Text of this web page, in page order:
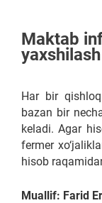
Maktab
yaxshilash
Har bir
bazan bir
keladi. Agar
fermer
hisob
yo‘naltirish,
Muallif: Farid